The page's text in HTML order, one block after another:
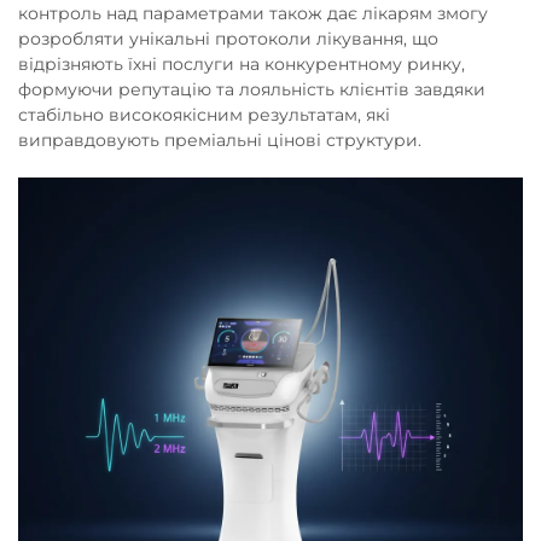
контроль над параметрами також дає лікарям змогу
розробляти унікальні протоколи лікування, що
відрізняють їхні послуги на конкурентному ринку,
формуючи репутацію та лояльність клієнтів завдяки
стабільно високоякісним результатам, які
виправдовують преміальні цінові структури.